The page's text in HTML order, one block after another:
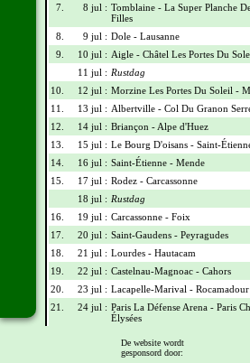
7.
8 jul : Tomblaine - La Super Planche
Filles
8. 9 jul : Dole - Lausanne
9.
10 jul : Aigle - Châtel Les Portes Du
11 jul : Rustdag
10.
12 jul : Morzine Les Portes Du Soleil -
11.
13 jul : Albertville - Col Du Granon
12.
14 jul : Briançon - Alpe d'Huez
13.
15 jul : Le Bourg D'oisans - Saint-
14.
16 jul : Saint-Étienne - Mende
15.
17 jul : Rodez - Carcassonne
18 jul : Rustdag
16.
19 jul : Carcassonne - Foix
17.
20 jul : Saint-Gaudens - Peyragudes
18.
21 jul : Lourdes - Hautacam
19.
22 jul : Castelnau-Magnoac - Cahors
20.
23 jul : Lacapelle-Marival - Rocamadour
21.
24 jul : Paris La Défense Arena - Paris
Élysées
Wielrennerslijst
De website wordt
gesponsord door: